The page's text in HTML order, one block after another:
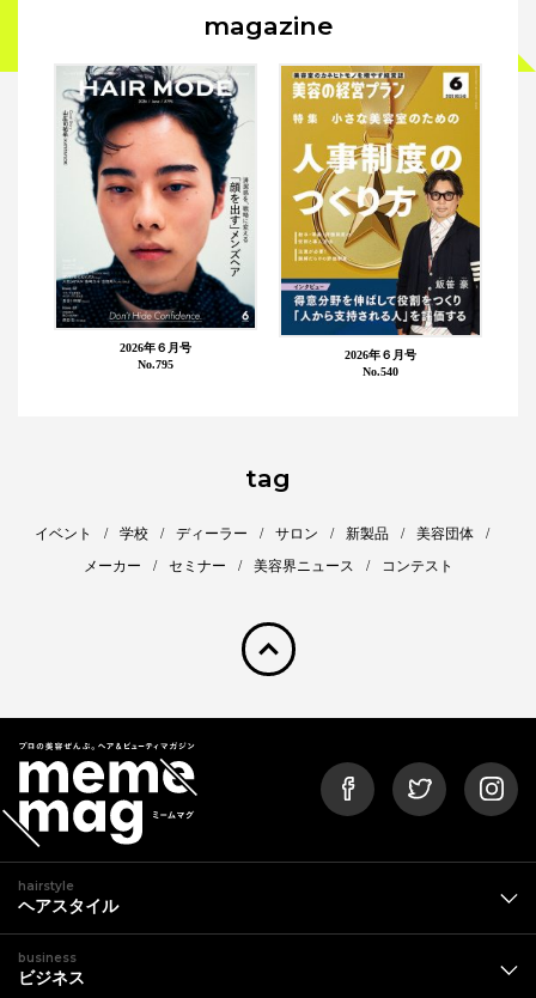
うフェザー安全剃刀㈱の代表取
メーカー 訃報
magazine
2026年６月号
No.795
2026年６月号
No.540
tag
イベント 学校 ディーラー サロン 新製品
美容団体
メーカー
セミナー 美容界ニュース コンテスト
pagetop
hairstyle
ヘアスタイル
business
ビジネス